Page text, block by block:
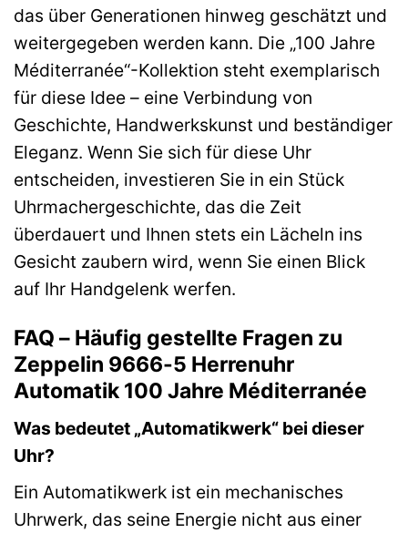
das über Generationen hinweg geschätzt und
weitergegeben werden kann. Die „100 Jahre
Méditerranée“-Kollektion steht exemplarisch
für diese Idee – eine Verbindung von
Geschichte, Handwerkskunst und beständiger
Eleganz. Wenn Sie sich für diese Uhr
entscheiden, investieren Sie in ein Stück
Uhrmachergeschichte, das die Zeit
überdauert und Ihnen stets ein Lächeln ins
Gesicht zaubern wird, wenn Sie einen Blick
auf Ihr Handgelenk werfen.
FAQ – Häufig gestellte Fragen zu
Zeppelin 9666-5 Herrenuhr
Automatik 100 Jahre Méditerranée
Was bedeutet „Automatikwerk“ bei dieser
Uhr?
Ein Automatikwerk ist ein mechanisches
Uhrwerk, das seine Energie nicht aus einer